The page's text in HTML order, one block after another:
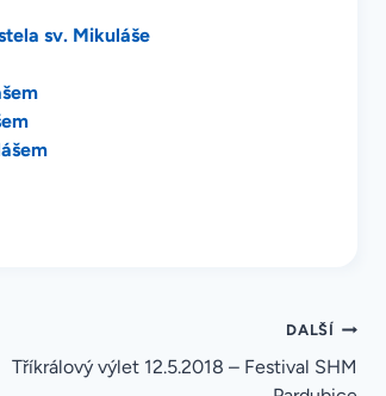
sv. Mikuláše
DALŠÍ
Tříkrálový výlet 12.5.2018 – Festival SHM